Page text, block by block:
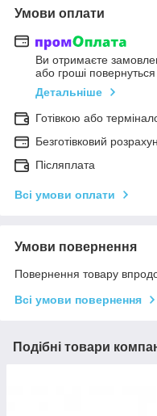
Умови оплати
Ви отримаєте
або гроші
Детальніше
Готівкою або
Безготівковий
Післяплата
Всі умови оплати
Умови повернення
Повернення товару
Всі умови повернення
Подібні товари